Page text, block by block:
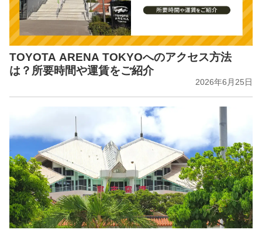
TOYOTA ARENA TOKYOへのアクセス方法
は？所要時間や運賃をご紹介
2026年6月25日